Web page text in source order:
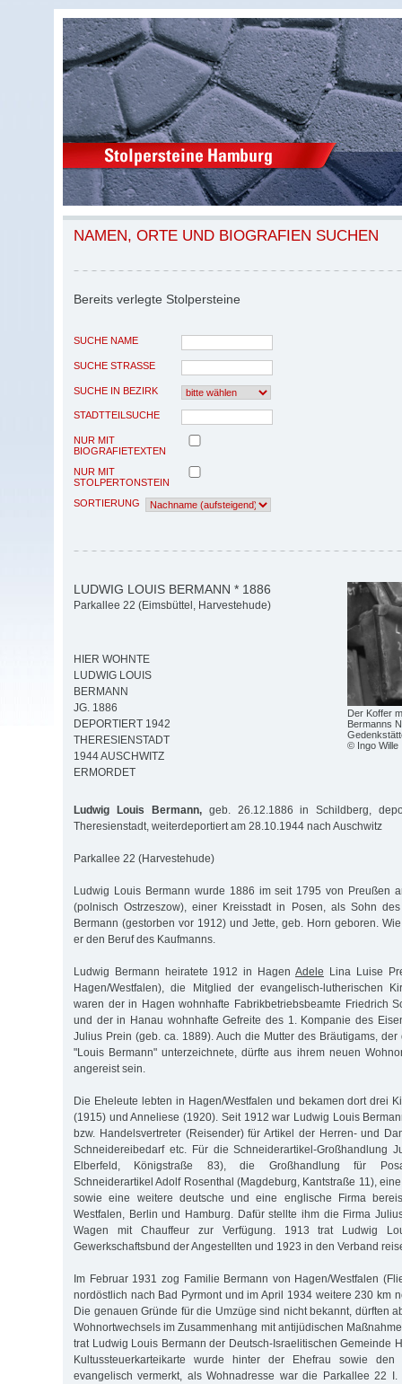
NAMEN, ORTE UND BIOGRAFIEN SUCHEN
Bereits verlegte Stolpersteine
SUCHE NAME
SUCHE STRASSE
SUCHE IN BEZIRK
STADTTEILSUCHE
NUR MIT
BIOGRAFIETEXTEN
NUR MIT
STOLPERTONSTEIN
SORTIERUNG
Der Koffer
Bermanns
© Ingo Wille
LUDWIG LOUIS BERMANN * 1886
Parkallee 22 (Eimsbüttel, Harvestehude)
HIER WOHNTE
LUDWIG LOUIS
BERMANN
JG. 1886
DEPORTIERT 1942
THERESIENSTADT
1944 AUSCHWITZ
ERMORDET
Ludwig Louis Bermann,geb. 26.12.1886 in Schildberg,
Theresienstadt, weiterdeportiert am 28.10.1944 nach Auschwitz
Parkallee 22 (Harvestehude)
Ludwig Louis Bermann wurde 1886 im seit 1795 von Preußen
(polnisch Ostrzeszow), einer Kreisstadt in Posen, als Sohn
Bermann (gestorben vor 1912) und Jette, geb. Horn geboren.
er den Beruf des Kaufmanns.
Ludwig Bermann heiratete 1912 in Hagen Adele Lina Luise
Hagen/Westfalen), die Mitglied der evangelisch-lutherischen
waren der in Hagen wohnhafte Fabrikbetriebsbeamte Friedrich
und der in Hanau wohnhafte Gefreite des 1. Kompanie des
Julius Prein (geb. ca. 1889). Auch die Mutter des Bräutigams,
"Louis Bermann" unterzeichnete, dürfte aus ihrem neuen
angereist sein.
Die Eheleute lebten in Hagen/Westfalen und bekamen dort drei
(1915) und Anneliese (1920). Seit 1912 war Ludwig Louis
bzw. Handelsvertreter (Reisender) für Artikel der Herren- und
Schneidereibedarf etc. Für die Schneiderartikel-Großhandlung
Elberfeld, Königstraße 83), die Großhandlung für
Schneiderartikel Adolf Rosenthal (Magdeburg, Kantstraße 11),
sowie eine weitere deutsche und eine englische Firma
Westfalen, Berlin und Hamburg. Dafür stellte ihm die Firma
Wagen mit Chauffeur zur Verfügung. 1913 trat Ludwig
Gewerkschaftsbund der Angestellten und 1923 in den Verband
Im Februar 1931 zog Familie Bermann von Hagen/Westfalen
nordöstlich nach Bad Pyrmont und im April 1934 weitere 230 km
Die genauen Gründe für die Umzüge sind nicht bekannt, dürften
Wohnortwechsels im Zusammenhang mit antijüdischen
trat Ludwig Louis Bermann der Deutsch-Israelitischen Gemeinde
Kultussteuerkarteikarte wurde hinter der Ehefrau sowie
evangelisch vermerkt, als Wohnadresse war die Parkallee 22